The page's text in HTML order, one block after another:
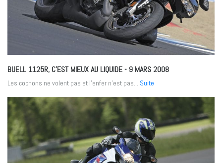
BUELL 1125R, C’EST MIEUX AU LIQUIDE- 9 MARS 2008
Les cochons ne volent pas et l'enfer n'est pas... Suite